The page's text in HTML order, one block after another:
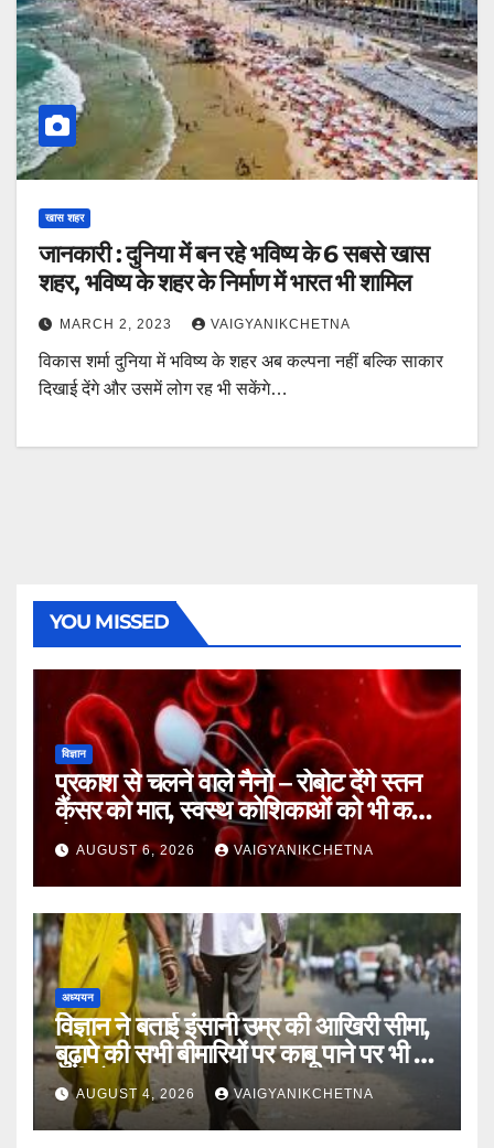
खास शहर
जानकारी : दुनिया में बन रहे भविष्य के 6 सबसे खास
शहर, भविष्य के शहर के निर्माण में भारत भी शामिल
MARCH 2, 2023 VAIGYANIKCHETNA
विकास शर्मा दुनिया में भविष्य के शहर अब कल्पना नहीं बल्कि साकार
दिखाई देंगे और उसमें लोग रह भी सकेंगे…
YOU MISSED
विज्ञान
प्रकाश से चलने वाले नैनो – रोबोट देंगे स्तन
कैंसर को मात, स्वस्थ कोशिकाओं को भी कम
होगा नुकसान
AUGUST 6, 2026 VAIGYANIKCHETNA
अध्ययन
विज्ञान ने बताई इंसानी उम्र की आखिरी सीमा,
बुढ़ापे की सभी बीमारियों पर काबू पाने पर भी वह
नहीं होगा ‘अमर’
AUGUST 4, 2026 VAIGYANIKCHETNA